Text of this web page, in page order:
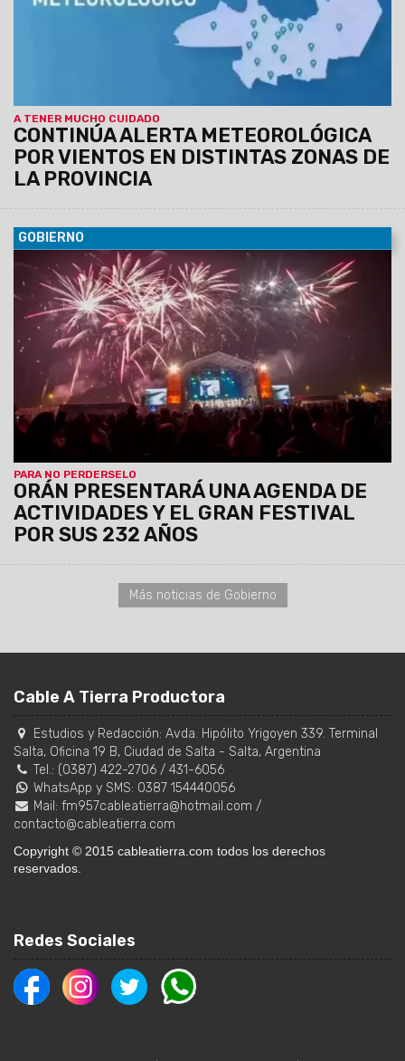
A TENER MUCHO CUIDADO
CONTINÚA ALERTA METEOROLÓGICA
POR VIENTOS EN DISTINTAS ZONAS DE
LA PROVINCIA
GOBIERNO
PARA NO PERDERSELO
ORÁN PRESENTARÁ UNA AGENDA DE
ACTIVIDADES Y EL GRAN FESTIVAL
POR SUS 232 AÑOS
06/08/2026 La conferencia de prensa se llevará a cabo
este jueves 6 de agosto, a las 11:30, en el Centro Cultural
América de Salta.
Más noticias de Gobierno
Cable A Tierra Productora
Estudios y Redacción: Avda. Hipólito Yrigoyen 339. Terminal
Salta, Oficina 19 B, Ciudad de Salta - Salta, Argentina
Tel.: (0387) 422-2706 / 431-6056
WhatsApp y SMS: 0387 154440056
Mail: fm957cableatierra@hotmail.com /
contacto@cableatierra.com
Copyright © 2015 cableatierra.com todos los derechos
reservados.
Redes Sociales